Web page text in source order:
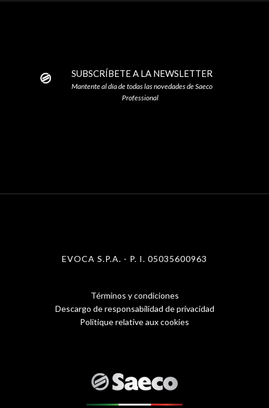
SUBSCRÍBETE A LA NEWSLETTER
Mantente al día de todas las novedades de Saeco
Professional
EVOCA S.P.A. - P. I. 05035600963
Menu
Términos y condiciones
Descargo de responsabilidad de privacidad
Politique relative aux cookies